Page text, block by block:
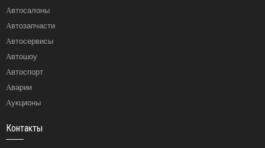
Автосалоны
Автозапчасти
Автосервисы
Автошоу
Автоспорт
Аварии
Аукционы
Контакты